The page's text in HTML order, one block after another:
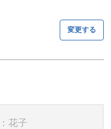
変更する